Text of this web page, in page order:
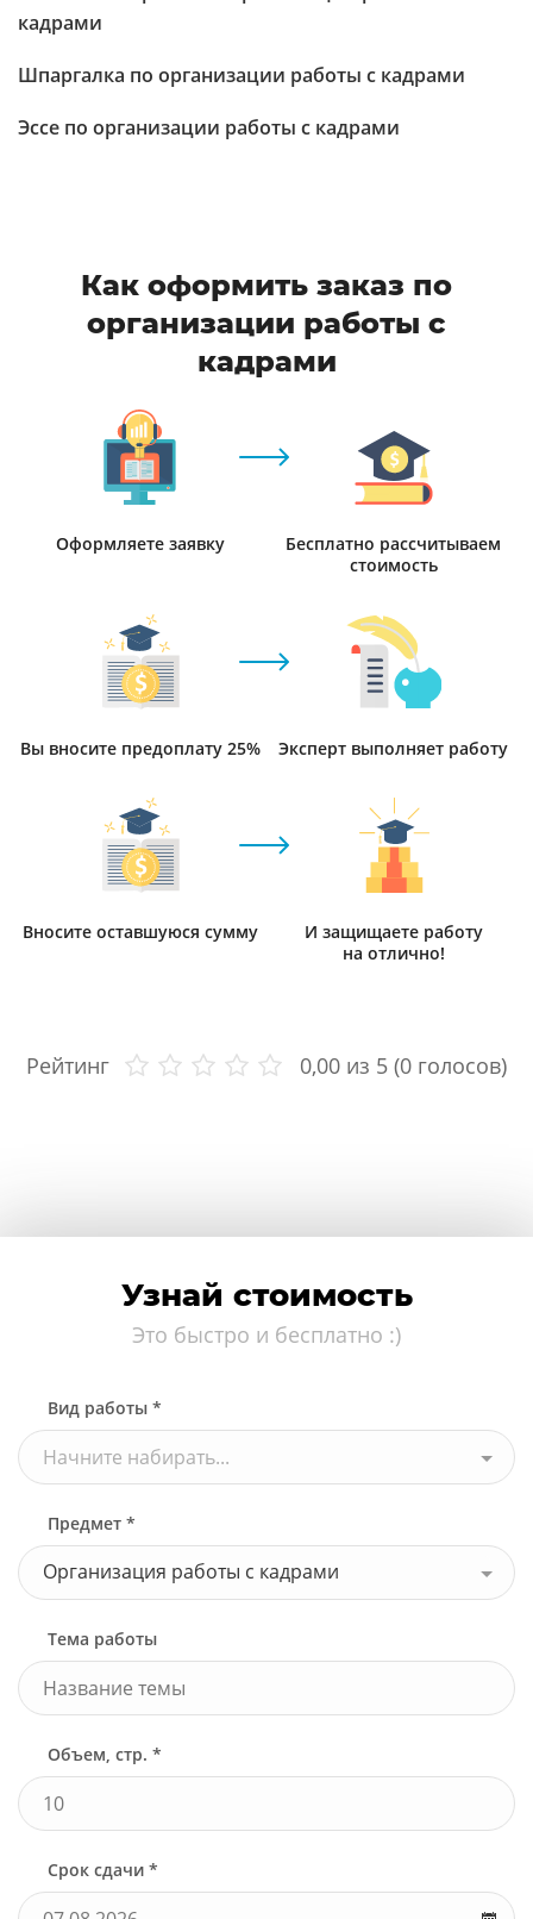
кадрами
Шпаргалка по организации работы с кадрами
Эссе по организации работы с кадрами
Как оформить заказ по
организации работы с
кадрами
Оформляете заявку
Бесплатно рассчитываем
стоимость
Вы вносите предоплату 25% Эксперт выполняет работу
Вносите оставшуюся сумму
И защищаете работу
на отлично!
Рейтинг 0,00 из 5 (0 голосов)
Узнай стоимость
Это быстро и бесплатно :)
Вид работы *
Начните набирать...
Предмет *
Организация работы с кадрами
Тема работы
Объем, стр. *
Срок сдачи *